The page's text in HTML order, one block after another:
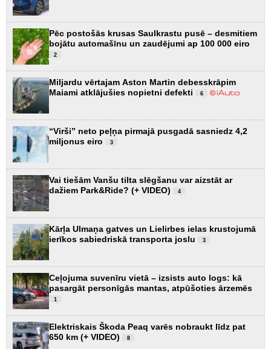
Pēc postošās krusas Saulkrastu pusē – desmitiem
bojātu automašīnu un zaudējumi ap 100 000 eiro
2
Miljardu vērtajam Aston Martin debesskrāpim
Maiami atklājušies nopietni defekti
6
“Virši” neto peļņa pirmajā pusgadā sasniedz 4,2
miljonus eiro
3
Vai tiešām Vanšu tilta slēgšanu var aizstāt ar
dažiem Park&Ride? (+ VIDEO)
4
Kārļa Ulmaņa gatves un Lielirbes ielas krustojumā
ierīkos sabiedriskā transporta joslu
3
Ceļojuma suvenīru vietā – izsists auto logs: kā
pasargāt personīgās mantas, atpūšoties ārzemēs
1
Elektriskais Škoda Peaq varēs nobraukt līdz pat
650 km (+ VIDEO)
8